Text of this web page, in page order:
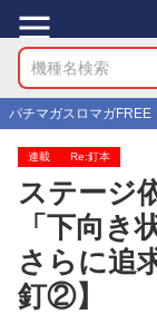
パチマガスロマガFREE
連載 Re:釘本
ステージ
「下向き
さらに追
釘②】